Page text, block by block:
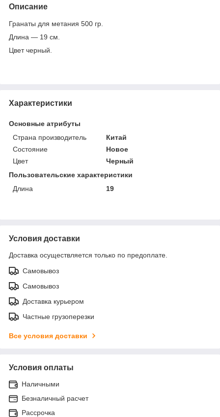
Описание
Гранаты для метания 500 гр.
Длина ― 19 см.
Цвет черный.
Характеристики
Основные атрибуты
Страна производитель
Китай
Состояние
Новое
Цвет
Черный
Пользовательские характеристики
Длина
19
Условия доставки
Доставка осуществляется только по предоплате.
Самовывоз
Самовывоз
Доставка курьером
Частные грузоперезки
Все условия доставки
Условия оплаты
Наличными
Безналичный расчет
Рассрочка